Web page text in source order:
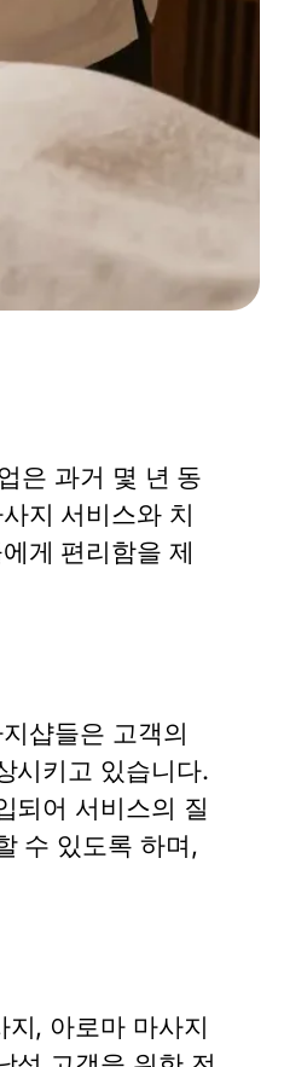
은 과거 몇 년 동
지 서비스와 치
게 편리함을 제
샵들은 고객의
시키고 있습니다.
되어 서비스의 질
수 있도록 하며,
, 아로마 마사지